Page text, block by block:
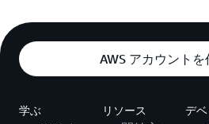
AWS アカウントを
学ぶ リソース デ